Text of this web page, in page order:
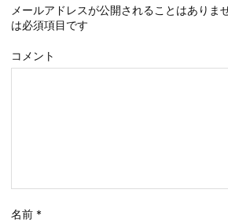
メールアドレスが公開されることはありませ
は必須項目です
コメント
名前 *